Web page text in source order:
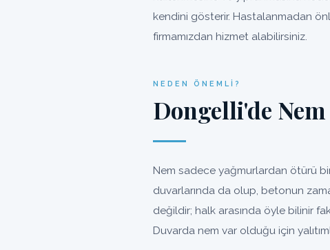
kendini gösterir. Hastalanmadan
firmamızdan hizmet alabilirsiniz.
NEDEN ÖNEMLI?
Dongelli'de
Nem sadece yağmurlardan ötürü
duvarlarında da olup, betonun
değildir; halk arasında öyle bilinir
Duvarda nem var olduğu için